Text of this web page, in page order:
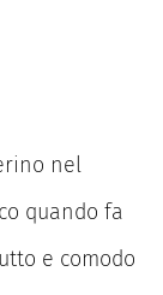
nel
quando fa
e comodo